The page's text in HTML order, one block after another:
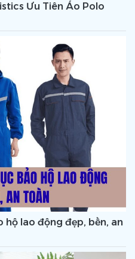
Ưu Tiên Áo Polo
lao động đẹp, bền, an